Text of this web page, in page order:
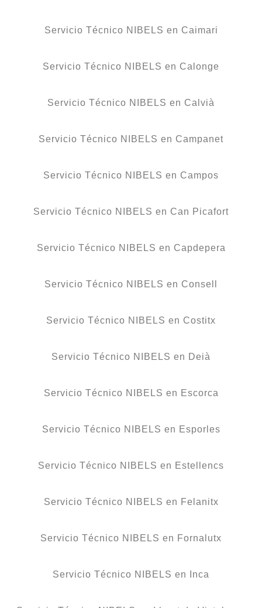
Servicio Técnico NIBELS en Caimari
Servicio Técnico NIBELS en Calonge
Servicio Técnico NIBELS en Calvià
Servicio Técnico NIBELS en Campanet
Servicio Técnico NIBELS en Campos
Servicio Técnico NIBELS en Can Picafort
Servicio Técnico NIBELS en Capdepera
Servicio Técnico NIBELS en Consell
Servicio Técnico NIBELS en Costitx
Servicio Técnico NIBELS en Deià
Servicio Técnico NIBELS en Escorca
Servicio Técnico NIBELS en Esporles
Servicio Técnico NIBELS en Estellencs
Servicio Técnico NIBELS en Felanitx
Servicio Técnico NIBELS en Fornalutx
Servicio Técnico NIBELS en Inca